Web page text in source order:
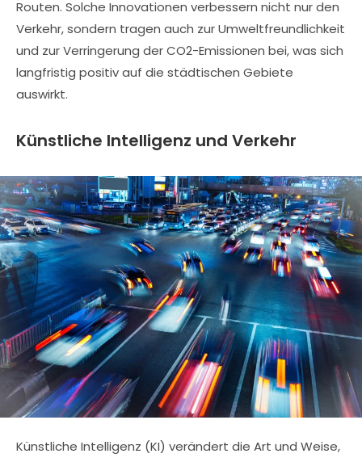
Routen. Solche Innovationen verbessern nicht nur den
Verkehr, sondern tragen auch zur Umweltfreundlichkeit
und zur Verringerung der CO2-Emissionen bei, was sich
langfristig positiv auf die städtischen Gebiete
auswirkt.
Künstliche Intelligenz und Verkehr
Künstliche Intelligenz (KI) verändert die Art und Weise,